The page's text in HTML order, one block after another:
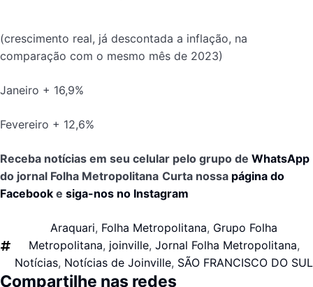
(crescimento real, já descontada a inflação, na
comparação com o mesmo mês de 2023)
Janeiro + 16,9%
Fevereiro + 12,6%
Receba notícias em seu celular pelo grupo de WhatsApp
do jornal Folha Metropolitana Curta nossa página do
Facebook e siga-nos no Instagram
Araquari, Folha Metropolitana, Grupo Folha
Metropolitana, joinville, Jornal Folha Metropolitana,
Notícias, Notícias de Joinville, SÃO FRANCISCO DO SUL
Compartilhe nas redes